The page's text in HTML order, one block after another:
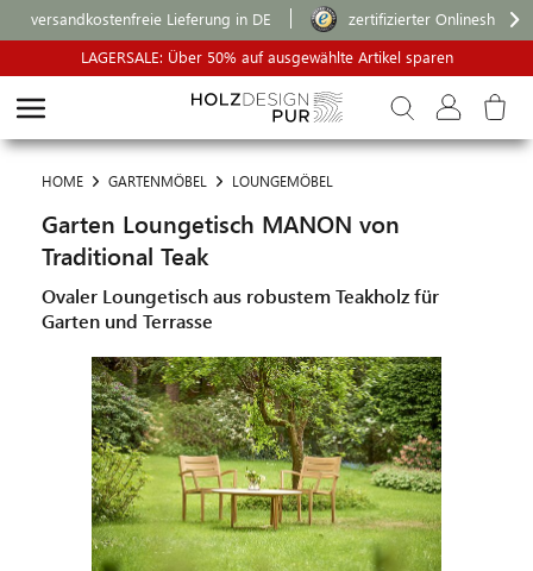
versandkostenfreie Lieferung in DE
zertifizierter Onlineshop
LAGERSALE: Über 50% auf ausgewählte Artikel sparen
HOME GARTENMÖBEL LOUNGEMÖBEL
Garten Loungetisch MANON von
Traditional Teak
Ovaler Loungetisch aus robustem Teakholz für
Garten und Terrasse